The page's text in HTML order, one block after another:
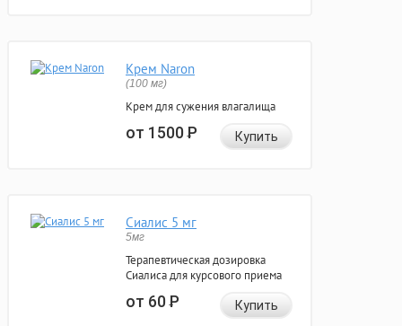
Крем Naron
(100 мг)
Крем для сужения влагалища
от 1500Р Купить
Сиалис 5 мг
5мг
Терапевтическая дозировка
Сиалиса для курсового приема
от 60Р Купить